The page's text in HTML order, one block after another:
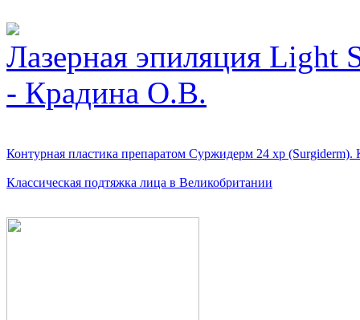
Лазерная эпиляция Light
- Крадина О.В.
Контурная пластика препаратом Суржидерм 24 xp (Surgiderm).
Классическая подтяжка лица в Великобритании